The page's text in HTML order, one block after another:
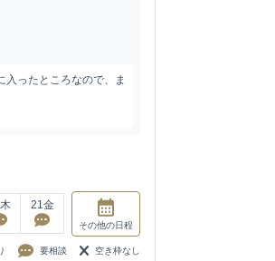
ったところなので、ま
木 21金
その他の日程
要相談 空き枠なし